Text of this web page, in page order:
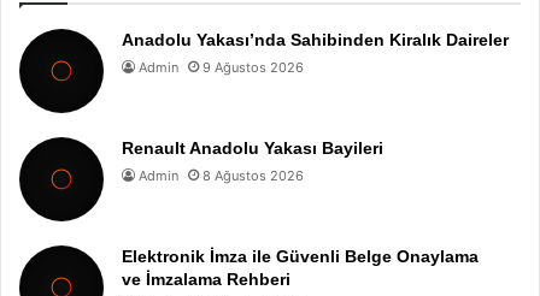
Anadolu Yakası’nda Sahibinden Kiralık Daireler
Admin 9 Ağustos 2026
Renault Anadolu Yakası Bayileri
Admin 8 Ağustos 2026
Elektronik İmza ile Güvenli Belge Onaylama
ve İmzalama Rehberi